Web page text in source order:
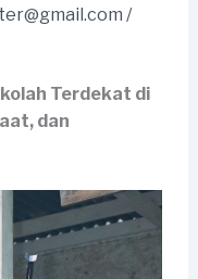
/
Terdekat di
dan